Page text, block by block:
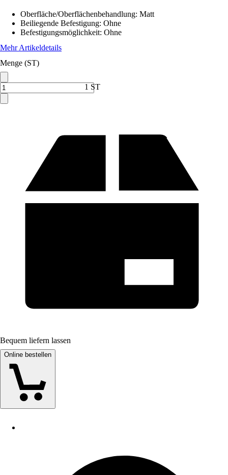
Oberfläche/Oberflächenbehandlung: Matt
Beiliegende Befestigung: Ohne
Befestigungsmöglichkeit: Ohne
Mehr Artikeldetails
Menge (ST)
1 ST
Bequem liefern lassen
Online bestellen